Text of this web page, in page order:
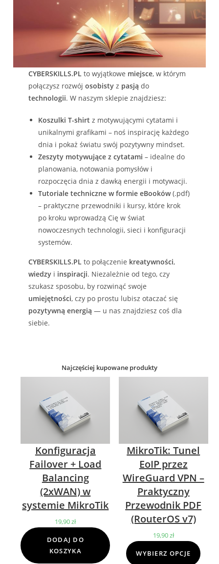
CYBERSKILLS.PL to wyjątkowe miejsce, w którym
połączysz rozwójosobisty z pasją do
technologii. W naszym sklepie znajdziesz:
Koszulki T-shirt z motywującymi cytatami i
unikalnymi grafikami – noś inspirację każdego
dnia i pokaż światu swój pozytywny mindset.
Zeszyty motywujące z cytatami – idealne do
planowania, notowania pomysłów i
rozpoczęcia dnia z dawką energii i motywacji.
Tutoriale techniczne w formie eBooków(.pdf)
– praktyczne przewodniki i kursy, które krok
po kroku wprowadzą Cię w świat
nowoczesnych technologii, sieci i konfiguracji
systemów.
CYBERSKILLS.PL to połączenie kreatywności,
wiedzy i inspiracji. Niezależnie od tego, czy
szukasz sposobu, by rozwinąć swoje
umiejętności, czy po prostu lubisz otaczać się
pozytywną energią — u nas znajdziesz coś dla
siebie.
Najczęściej kupowane produkty
Konfiguracja
Failover + Load
Balancing
(2xWAN) w
systemie MikroTik
19,90zł
DODAJ DO
KOSZYKA
MikroTik: Tunel
EoIP przez
WireGuard VPN –
Praktyczny
Przewodnik PDF
(RouterOS v7)
19,90zł
WYBIERZ OPCJE